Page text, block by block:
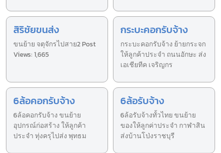
สิริชัยขนส่ง
ขนย้าย จตุจักรไปสาย2 Post
Views: 1,665
กระบะคอกรับจ้าง
กระบะคอกรับจ้าง ย้ายกระจก
ให้ลูกค้าประจำ ถนนอักษะ ส่ง
เอเชียทีค เจริญกร
6ล้อคอกรับจ้าง
6ล้อคอกรับจ้าง ขนย้าย
อุปกรณ์ก่อสร้าง ให้ลูกค้า
ประจำ ทุ่งครุไปส่ง พุทธม
6ล้อรับจ้าง
6ล้อรับจ้างทั้วไทย ขนย้าย
ของให้ลูกค่าประจำ กาฬาสิน
ส่งบ้านโป่งราชบุรี